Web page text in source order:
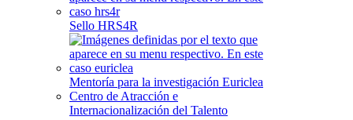
Sello HRS4R
Mentoría para la investigación Euriclea
Centro de Atracción e
Internacionalización del Talento